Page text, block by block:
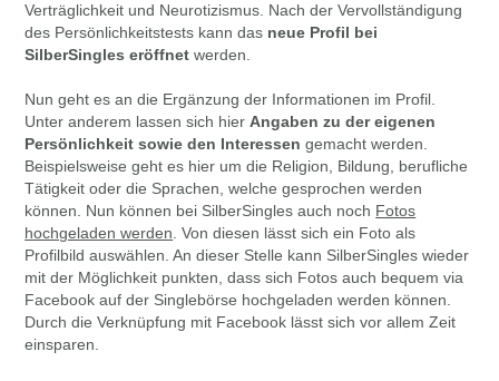
Verträglichkeit und Neurotizismus. Nach der Vervollständigung
des Persönlichkeitstests kann das neue Profil bei
SilberSingles eröffnet werden.
Nun geht es an die Ergänzung der Informationen im Profil.
Unter anderem lassen sich hierAngaben zu der eigenen
Persönlichkeit sowie den Interessen gemacht werden.
Beispielsweise geht es hier um die Religion, Bildung, berufliche
Tätigkeit oder die Sprachen, welche gesprochen werden
können. Nun können bei SilberSingles auch noch Fotos
hochgeladen werden . Von diesen lässt sich ein Foto als
Profilbild auswählen. An dieser Stelle kann SilberSingles wieder
mit der Möglichkeit punkten, dass sich Fotos auch bequem via
Facebook auf der Singlebörse hochgeladen werden können.
Durch die Verknüpfung mit Facebook lässt sich vor allem Zeit
einsparen.